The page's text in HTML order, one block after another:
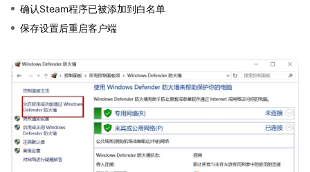
确认Steam程序已被添加到白名单
保存设置后重启客户端